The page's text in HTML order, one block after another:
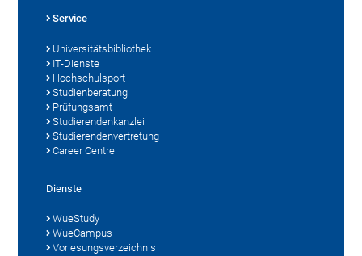
Service
Universitätsbibliothek
IT-Dienste
Hochschulsport
Studienberatung
Prüfungsamt
Studierendenkanzlei
Studierendenvertretung
Career Centre
Dienste
WueStudy
WueCampus
Vorlesungsverzeichnis